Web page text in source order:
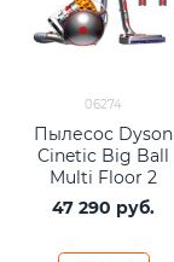
06274
Пылесос Dyson
Cinetic Big Ball
Multi Floor 2
CY26 EU Iron
Yellow
47 290 руб.